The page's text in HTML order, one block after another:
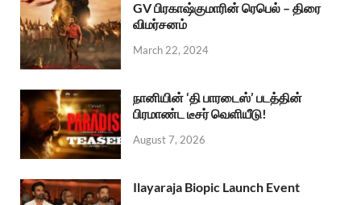
GV பிரகாஷ்குமாரின் ரெபெல் – திரை
விமர்சனம்
March 22, 2024
நானியின் ‘தி பாரடைஸ்’ படத்தின்
பிரமாண்ட டீசர் வெளியீடு!
August 7, 2026
Ilayaraja Biopic Launch Event